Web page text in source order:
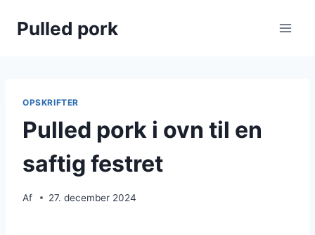
Pulled pork
OPSKRIFTER
Pulled pork i ovn til en
saftig festret
Af 27. december 2024